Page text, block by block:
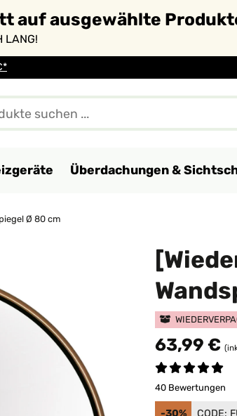
auf ausgewählte
LANG!
Überdachungen &
Ø 80 cm
63,99 €
40 Bewertungen
-30% CODE: